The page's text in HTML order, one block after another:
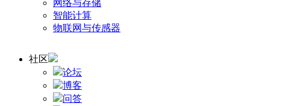
网络与存储
智能计算
物联网与传感器
社区
论坛
博客
问答